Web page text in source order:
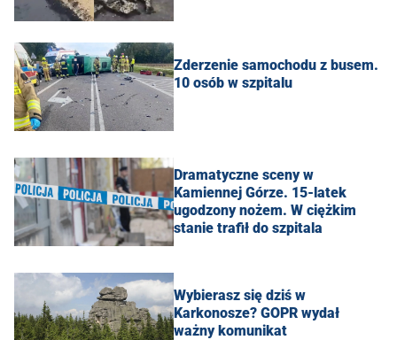
Zderzenie samochodu z busem.
10 osób w szpitalu
Dramatyczne sceny w
Kamiennej Górze. 15-latek
ugodzony nożem. W ciężkim
stanie trafił do szpitala
Wybierasz się dziś w
Karkonosze? GOPR wydał
ważny komunikat